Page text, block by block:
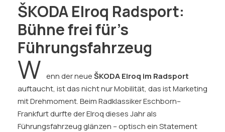
ŠKODA Elroq Radsport:
Bühne frei für's
Führungsfahrzeug
W enn der neueŠKODA Elroq im Radsport
auftaucht, ist das nicht nur Mobilität, das ist Marketing
mit Drehmoment. Beim Radklassiker Eschborn–
Frankfurt durfte der Elroq dieses Jahr als
Führungsfahrzeug glänzen – optisch ein Statement